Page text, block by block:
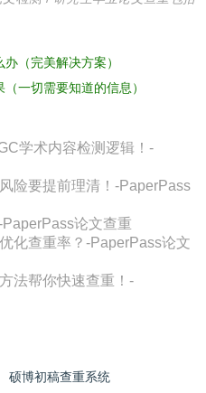
（完美解决方案）
一切需要知道的信息）
学术内容检测逻辑！-
险要提前理清！-PaperPass
论文查重
化查重率？-PaperPass论文
法帮你快速查重！-
硕博初稿查重系统